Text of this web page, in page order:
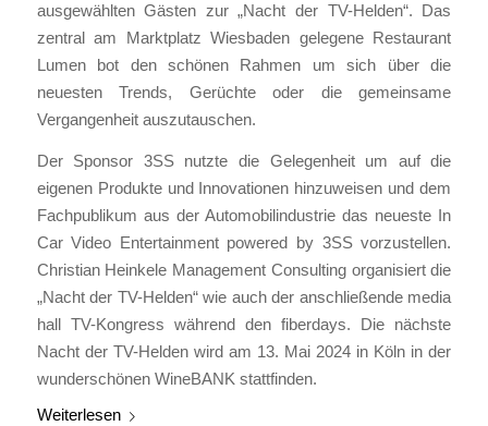
ausgewählten Gästen zur „Nacht der TV-Helden“. Das
zentral am Marktplatz Wiesbaden gelegene Restaurant
Lumen bot den schönen Rahmen um sich über die
neuesten Trends, Gerüchte oder die gemeinsame
Vergangenheit auszutauschen.
Der Sponsor 3SS nutzte die Gelegenheit um auf die
eigenen Produkte und Innovationen hinzuweisen und dem
Fachpublikum aus der Automobilindustrie das neueste In
Car Video Entertainment powered by 3SS vorzustellen.
Christian Heinkele Management Consulting organisiert die
„Nacht der TV-Helden“ wie auch der anschließende media
hall TV-Kongress während den fiberdays. Die nächste
Nacht der TV-Helden wird am 13. Mai 2024 in Köln in der
wunderschönen WineBANK stattfinden.
Weiterlesen